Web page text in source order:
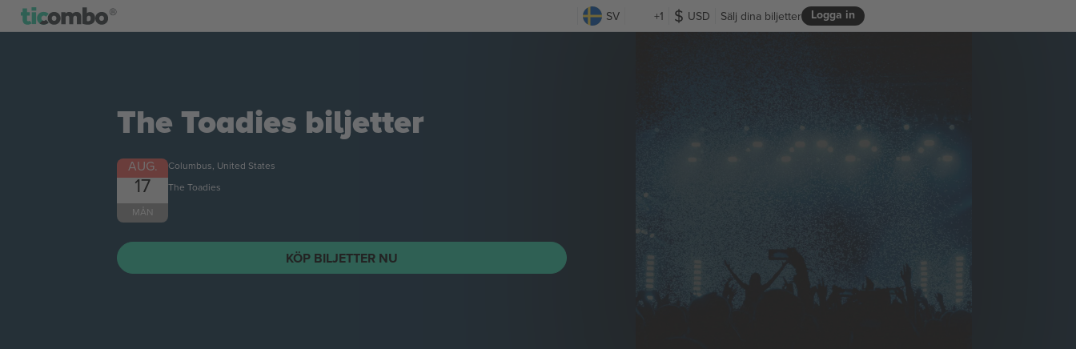
SV +1 USD Logga in
Sälj dina biljetter
The Toadies biljetter
AUG.
17
MÅN
Columbus, United States
The Toadies
KÖP BILJETTER NU